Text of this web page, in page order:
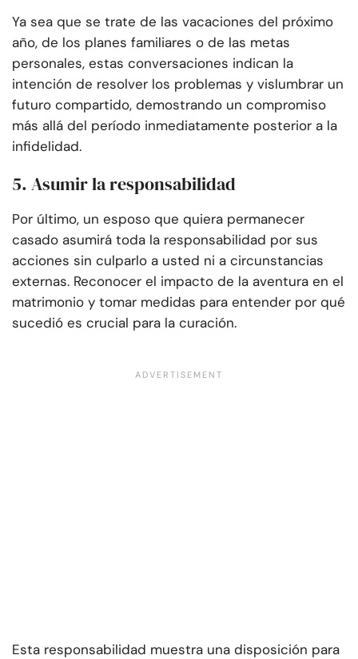
Ya sea que se trate de las vacaciones del próximo
año, de los planes familiares o de las metas
personales, estas conversaciones indican la
intención de resolver los problemas y vislumbrar un
futuro compartido, demostrando un compromiso
más allá del período inmediatamente posterior a la
infidelidad.
5. Asumir la responsabilidad
Por último, un esposo que quiera permanecer
casado asumirá toda la responsabilidad por sus
acciones sin culparlo a usted ni a circunstancias
externas. Reconocer el impacto de la aventura en el
matrimonio y tomar medidas para entender por qué
sucedió es crucial para la curación.
Esta responsabilidad muestra una disposición para